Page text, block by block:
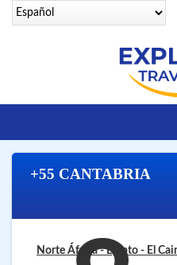
+55 CANTABRIA
Norte África - Egipto - El